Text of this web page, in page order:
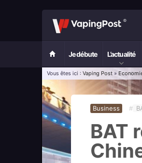
Je débute L’actualité
Vous êtes ici : Vaping Post »
Business #
BAT